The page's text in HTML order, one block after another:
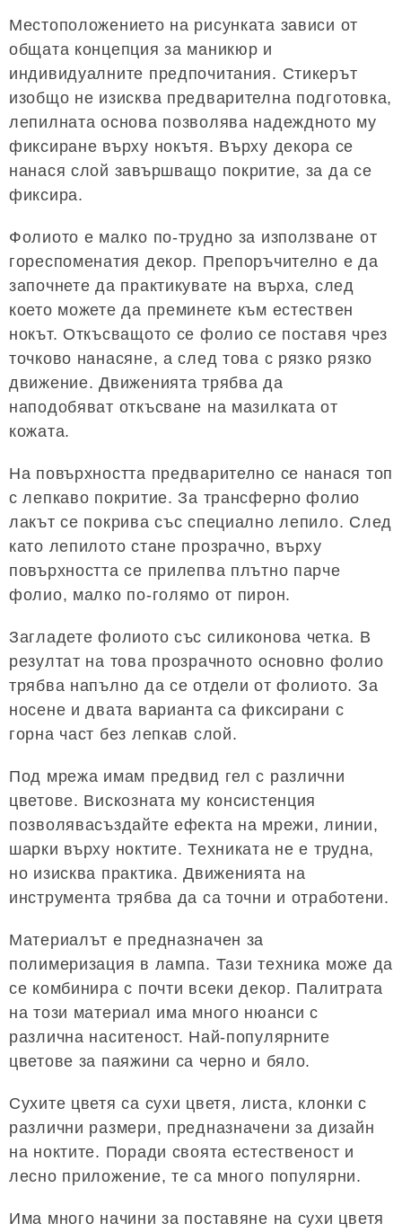
Местоположението на рисунката зависи от
общата концепция за маникюр и
индивидуалните предпочитания. Стикерът
изобщо не изисква предварителна подготовка,
лепилната основа позволява надеждното му
фиксиране върху нокътя. Върху декора се
нанася слой завършващо покритие, за да се
фиксира.
Фолиото е малко по-трудно за използване от
гореспоменатия декор. Препоръчително е да
започнете да практикувате на върха, след
което можете да преминете към естествен
нокът. Откъсващото се фолио се поставя чрез
точково нанасяне, а след това с рязко рязко
движение. Движенията трябва да
наподобяват откъсване на мазилката от
кожата.
На повърхността предварително се нанася топ
с лепкаво покритие. За трансферно фолио
лакът се покрива със специално лепило. След
като лепилото стане прозрачно, върху
повърхността се прилепва плътно парче
фолио, малко по-голямо от пирон.
Загладете фолиото със силиконова четка. В
резултат на това прозрачното основно фолио
трябва напълно да се отдели от фолиото. За
носене и двата варианта са фиксирани с
горна част без лепкав слой.
Под мрежа имам предвид гел с различни
цветове. Вискозната му консистенция
позволявасъздайте ефекта на мрежи, линии,
шарки върху ноктите. Техниката не е трудна,
но изисква практика. Движенията на
инструмента трябва да са точни и отработени.
Материалът е предназначен за
полимеризация в лампа. Тази техника може да
се комбинира с почти всеки декор. Палитрата
на този материал има много нюанси с
различна наситеност. Най-популярните
цветове за паяжини са черно и бяло.
Сухите цветя са сухи цветя, листа, клонки с
различни размери, предназначени за дизайн
на ноктите. Поради своята естественост и
лесно приложение, те са много популярни.
Има много начини за поставяне на сухи цветя